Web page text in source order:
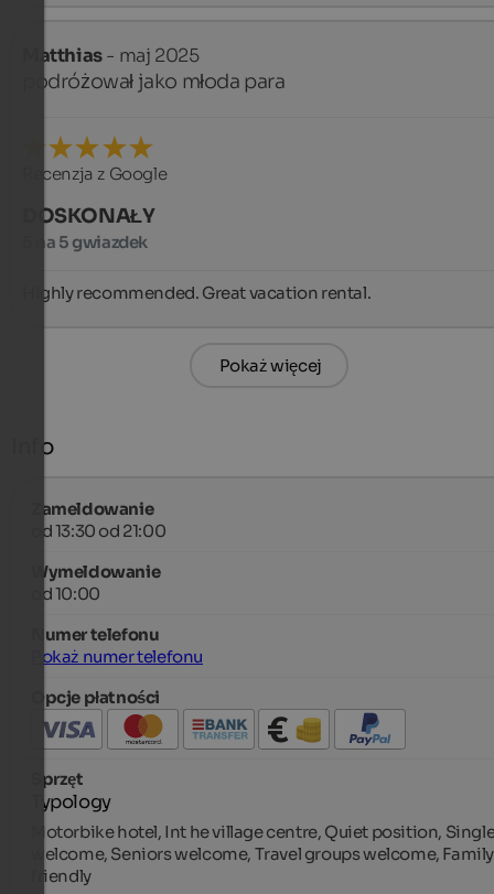
Matthias- maj 2025
podróżował jako młoda para
Recenzja z Google
DOSKONAŁY
5 na 5 gwiazdek
Highly recommended. Great vacation rental.
Pokaż więcej
Info
Zameldowanie
od 13:30 od 21:00
Wymeldowanie
od 10:00
Numer telefonu
Pokaż numer telefonu
Opcje płatności
Sprzęt
Typology
Motorbike hotel, Int he village centre, Quiet position,
welcome, Seniors welcome, Travel groups welcome,
friendly